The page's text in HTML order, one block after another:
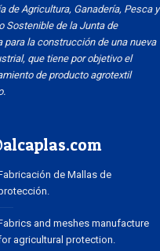
de Agricultura, Ganadería, Pesca y
Sostenible de la Junta de
para la construcción de una nueva
que tiene por objetivo el
de producto agrotextil
de Mallas de
and meshes manufacture
agricultural protection.